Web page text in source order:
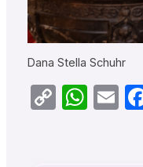
Dana Stella Schuhr
Copy